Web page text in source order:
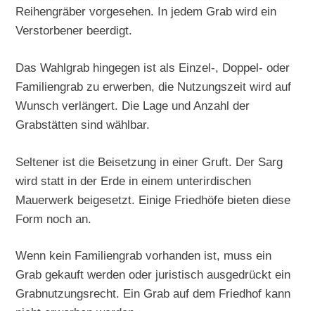
Reihengräber vorgesehen. In jedem Grab wird ein
Verstorbener beerdigt.
Das Wahlgrab hingegen ist als Einzel-, Doppel- oder
Familiengrab zu erwerben, die Nutzungszeit wird auf
Wunsch verlängert. Die Lage und Anzahl der
Grabstätten sind wählbar.
Seltener ist die Beisetzung in einer Gruft. Der Sarg
wird statt in der Erde in einem unterirdischen
Mauerwerk beigesetzt. Einige Friedhöfe bieten diese
Form noch an.
Wenn kein Familiengrab vorhanden ist, muss ein
Grab gekauft werden oder juristisch ausgedrückt ein
Grabnutzungsrecht. Ein Grab auf dem Friedhof kann